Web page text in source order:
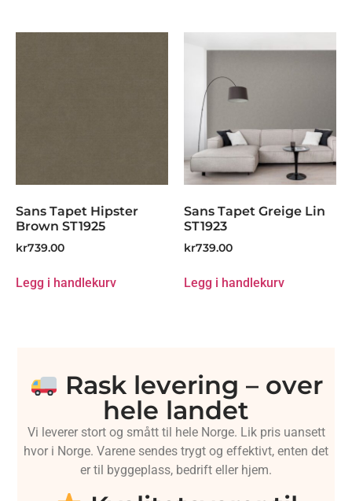
Sans Tapet Hipster
Brown ST1925
kr739.00
Legg i handlekurv
Sans Tapet Greige Lin
ST1923
kr739.00
Legg i handlekurv
Rask levering – over
hele landet
Vi leverer stort og smått til hele Norge. Lik pris uansett
hvor i Norge. Varene sendes trygt og effektivt, enten det
er til byggeplass, bedrift eller hjem.